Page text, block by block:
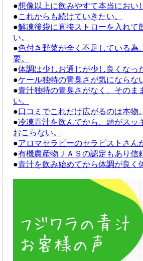
●想像以上に飲みやすて本当におい
●これからも続けていきたい。
●解凍後袋に直接ストローを入れて
い。
●色付き野菜が全く不足している為
要。
●体調は少しお通じが少し良くなっ
●ケール独特の青臭さが気にならな
●青汁独特の青臭さがなく、そのま
い。
●口コミでこれだけ広がるのは本物。
●冷凍青汁を飲んでから、頭がスッ
おこらない。
●アロマセラピーのセラピストさん
●有機農産物ＪＡＳの認定もあり信
●青汁を飲み始めてから体調が良く